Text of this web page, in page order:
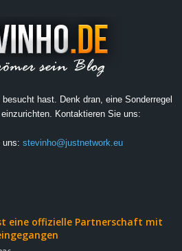
hast. Denk dran, eine Sonderregel
Kontaktieren Sie uns:
uns: stevinho@justnetwork.eu
eine offizielle Partnerschaft mit